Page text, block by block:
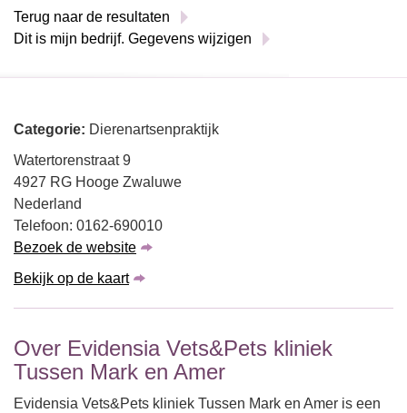
Terug naar de resultaten
Dit is mijn bedrijf. Gegevens wijzigen
Categorie: Dierenartsenpraktijk
Watertorenstraat 9
4927 RG Hooge Zwaluwe
Nederland
Telefoon: 0162-690010
Bezoek de website
Bekijk op de kaart
Over Evidensia Vets&Pets kliniek
Tussen Mark en Amer
Evidensia Vets&Pets kliniek Tussen Mark en Amer is een